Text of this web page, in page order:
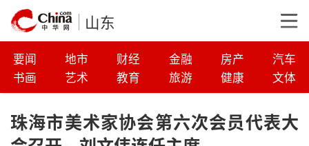
山东
要闻 地市 财经 金融 房产
汽车
书画
艺术 教育 旅游 健康 文体
珠海市美术家协会第六次会员代表大